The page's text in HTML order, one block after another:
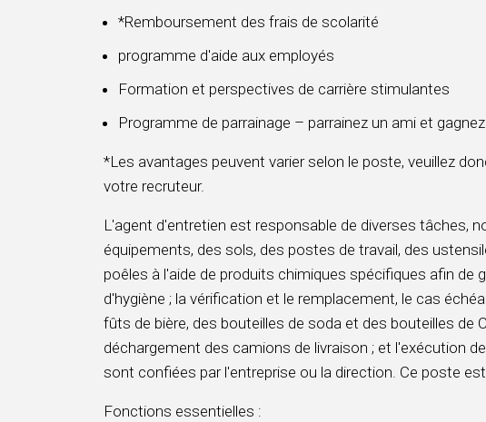
*Remboursement des frais de scolarité
programme d'aide aux employés
Formation et perspectives de carrière stimulantes
Programme de parrainage – parrainez un ami et
*Les avantages peuvent varier selon le poste, veuillez
votre recruteur.
L'agent d'entretien est responsable de diverses tâches,
équipements, des sols, des postes de travail, des
poêles à l'aide de produits chimiques spécifiques afin de
d'hygiène ; la vérification et le remplacement, le cas
fûts de bière, des bouteilles de soda et des bouteilles de
déchargement des camions de livraison ; et l'exécution
sont confiées par l'entreprise ou la direction. Ce poste
Fonctions essentielles :